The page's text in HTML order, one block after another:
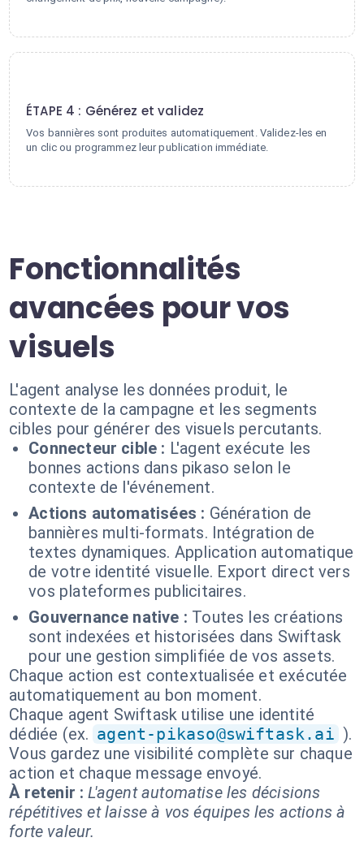
ÉTAPE 4 : Générez et validez
Vos bannières sont produites automatiquement. Validez-les en
un clic ou programmez leur publication immédiate.
Fonctionnalités
avancées pour vos
visuels
L'agent analyse les données produit, le
contexte de la campagne et les segments
cibles pour générer des visuels percutants.
Connecteur cible : L'agent exécute les
bonnes actions dans pikaso selon le
contexte de l'événement.
Actions automatisées : Génération de
bannières multi-formats. Intégration de
textes dynamiques. Application automatique
de votre identité visuelle. Export direct vers
vos plateformes publicitaires.
Gouvernance native : Toutes les créations
sont indexées et historisées dans Swiftask
pour une gestion simplifiée de vos assets.
Chaque action est contextualisée et exécutée
automatiquement au bon moment.
Chaque agent Swiftask utilise une identité
dédiée (ex. agent-pikaso@swiftask.ai ).
Vous gardez une visibilité complète sur chaque
action et chaque message envoyé.
À retenir : L'agent automatise les décisions
répétitives et laisse à vos équipes les actions à
forte valeur.